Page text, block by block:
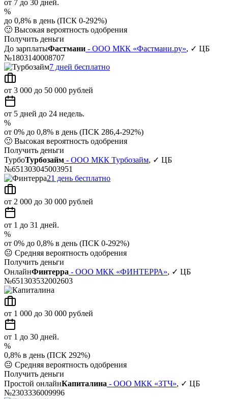
от 7 до 30 дней.
%
до 0,8% в день (ПСК 0-292%)
🙂 Высокая вероятность одобрения
Получить деньги
До зарплатыФастмани - ООО МКК «Фастмани.ру», ✓ ЦБ
№1803140008707
7 дней бесплатно
от 3 000 до 50 000 рублей
от 5 дней до 24 недель.
%
от 0% до 0,8% в день (ПСК 286,4-292%)
🙂 Высокая вероятность одобрения
Получить деньги
ТурбоТурбозайм - ООО МКК Турбозайм, ✓ ЦБ
№651303045003951
21 день бесплатно
от 2 000 до 30 000 рублей
от 1 до 31 дней.
%
от 0% до 0,8% в день (ПСК 0-292%)
😐 Средняя вероятность одобрения
Получить деньги
ОнлайнФинтерра - ООО МКК «ФИНТЕРРА», ✓ ЦБ
№651303532002603
от 1 000 до 30 000 рублей
от 1 до 30 дней.
%
0,8% в день (ПСК 292%)
😐 Средняя вероятность одобрения
Получить деньги
Простой онлайнКапиталина - ООО МКК «ЗТЧ», ✓ ЦБ
№2303336009996